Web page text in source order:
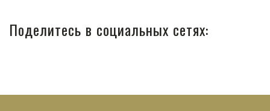
Поделитесь в социальных сетях: